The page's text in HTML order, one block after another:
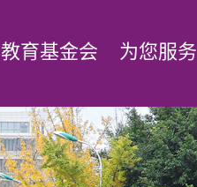
教育基金会 为您服务